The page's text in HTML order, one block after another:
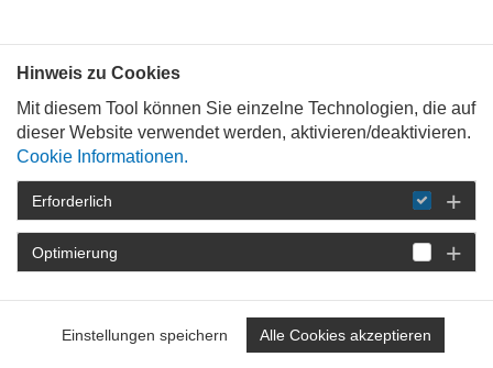
STARTSEITE
DETAIL
SchülerTour 2019
Hinweis zu Cookies
Mit diesem Tool können Sie einzelne Technologien, die auf
dieser Website verwendet werden, aktivieren/deaktivieren.
Cookie Informationen.
Erforderlich
Optimierung
Einstellungen speichern Alle Cookies akzeptieren